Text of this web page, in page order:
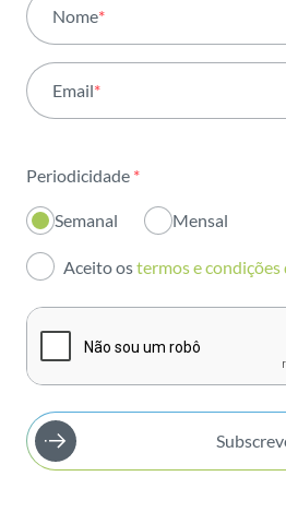
Atividade
Institucional
Inovação
Investidores
Publicações
Nome*
Email*
Periodicidade *
Semanal Mensal
Aceito ostermos e condições